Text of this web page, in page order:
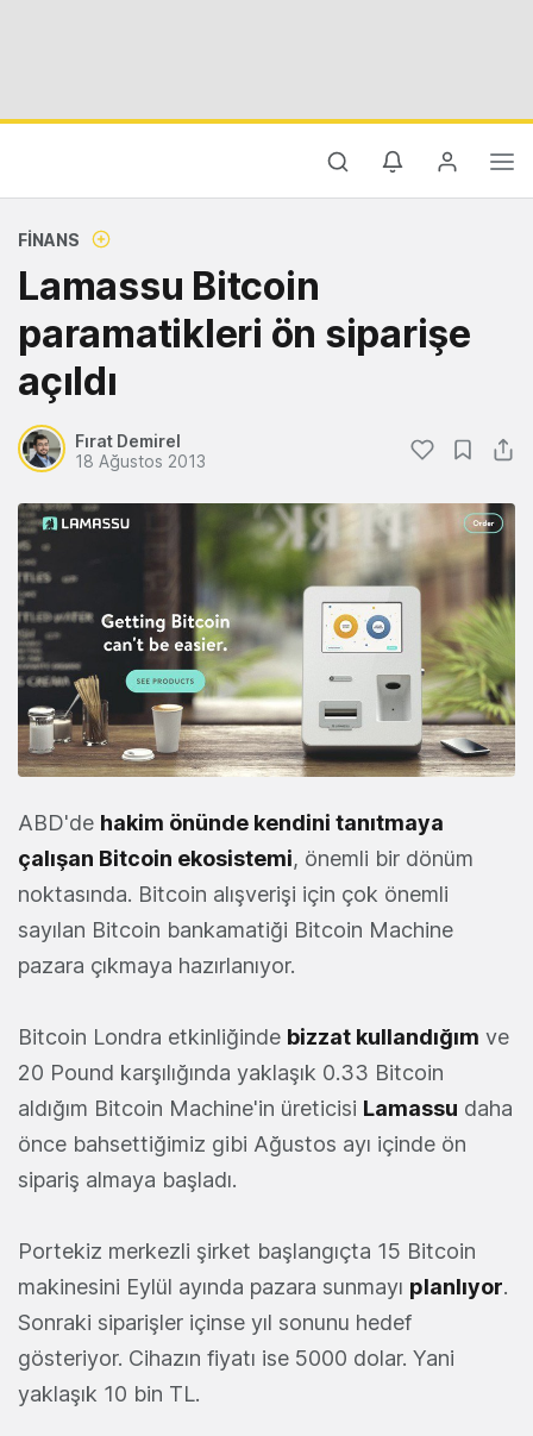
FINANS
Lamassu Bitcoin
paramatikleri ön siparişe
açıldı
Fırat Demirel
18 Ağustos 2013
ABD'de hakim önünde kendini tanıtmaya
çalışan Bitcoin ekosistemi, önemli bir dönüm
noktasında. Bitcoin alışverişi için çok önemli
sayılan Bitcoin bankamatiği Bitcoin Machine
pazara çıkmaya hazırlanıyor.
Bitcoin Londra etkinliğinde bizzat kullandığım ve
20 Pound karşılığında yaklaşık 0.33 Bitcoin
aldığım Bitcoin Machine'in üreticisi Lamassu daha
önce bahsettiğimiz gibi Ağustos ayı içinde ön
sipariş almaya başladı.
Portekiz merkezli şirket başlangıçta 15 Bitcoin
makinesini Eylül ayında pazara sunmayı planlıyor.
Sonraki siparişler içinse yıl sonunu hedef
gösteriyor. Cihazın fiyatı ise 5000 dolar. Yani
yaklaşık 10 bin TL.